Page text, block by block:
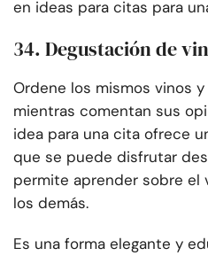
en ideas para citas para
34. Degustación de
Ordene los mismos vinos
mientras comentan sus
idea para una cita ofrece
que se puede disfrutar
permite aprender sobre el
los demás.
Es una forma elegante y